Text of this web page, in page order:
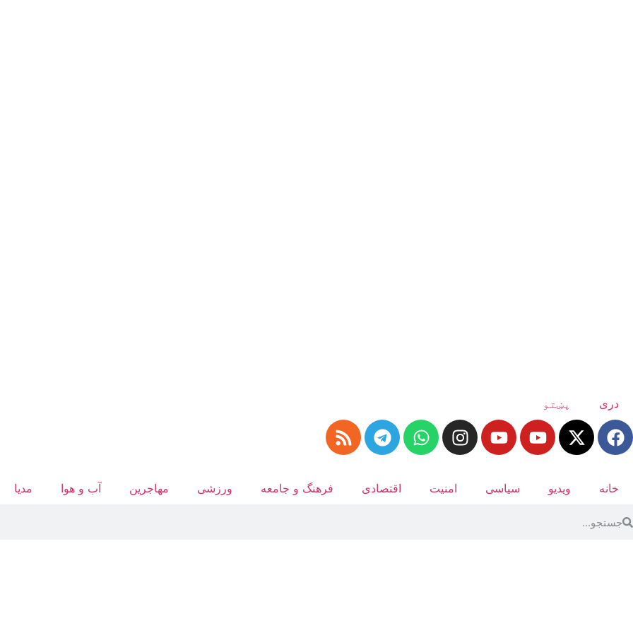
دری پښتو
خانه ویدیو سیاسی امنیت اقتصادی فرهنگ و جامعه ورزشی مهاجرین آب‌ و هوا مدیا